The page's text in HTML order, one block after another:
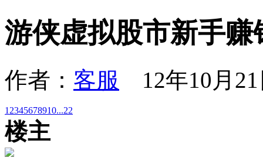
游侠虚拟股市新手赚
作者： 客服 12年10月
1 2345678910...22
楼主